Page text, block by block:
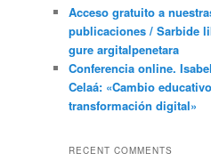
Acceso gratuito a
publicaciones / Sarbide
gure argitalpenetara
Conferencia online. Isabel
Celaá: «Cambio
transformación digital»
RECENT COMMENTS